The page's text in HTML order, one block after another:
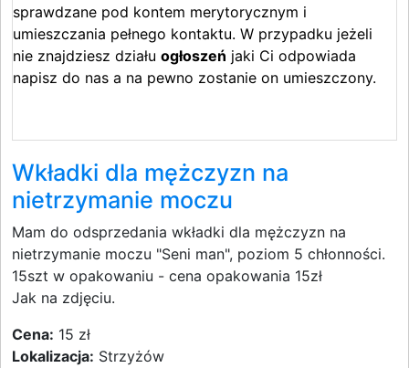
sprawdzane pod kontem merytorycznym i
umieszczania pełnego kontaktu. W przypadku jeżeli
nie znajdziesz działu ogłoszeń jaki Ci odpowiada
napisz do nas a na pewno zostanie on umieszczony.
Wkładki dla mężczyzn na
nietrzymanie moczu
Mam do odsprzedania wkładki dla mężczyzn na
nietrzymanie moczu "Seni man", poziom 5 chłonności.
15szt w opakowaniu - cena opakowania 15zł
Jak na zdjęciu.
Cena: 15 zł
Lokalizacja: Strzyżów